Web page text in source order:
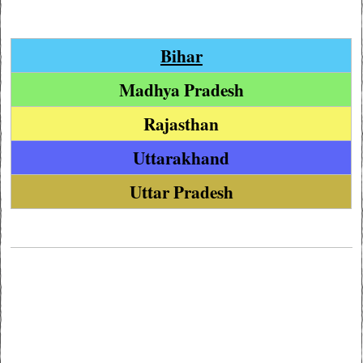
Bihar
Madhya Pradesh
Rajasthan
Uttarakhand
Uttar Pradesh